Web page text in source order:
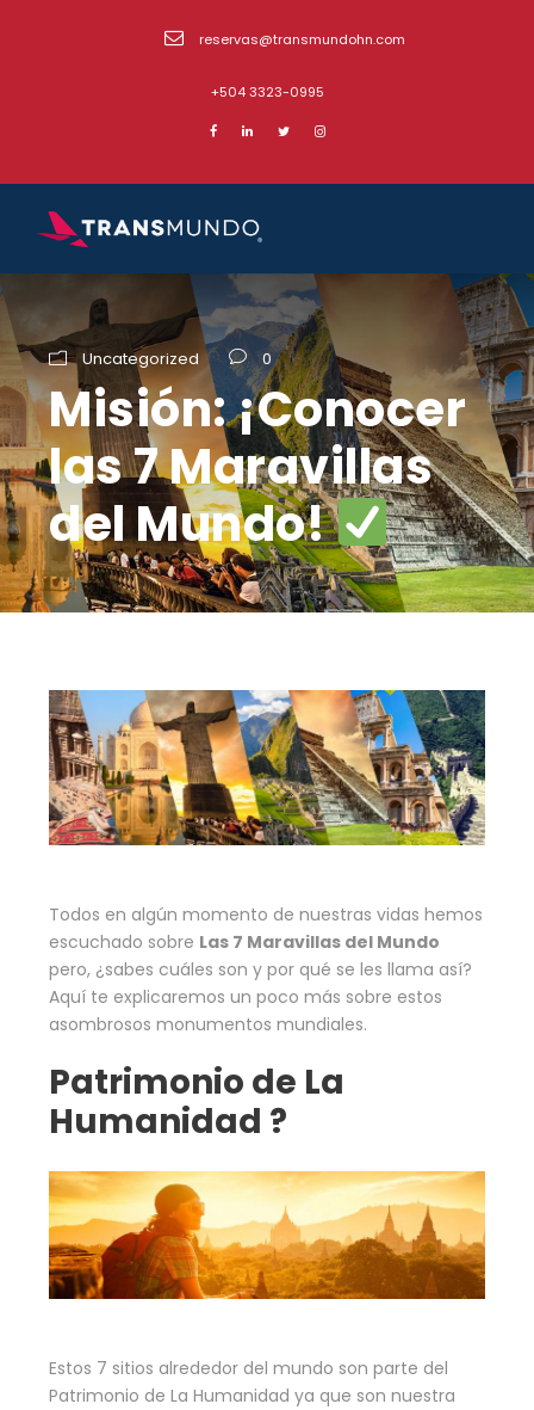
reservas@transmundohn.com
+504 3323-0995
Uncategorized 0
Misión: ¡Conocer
las 7 Maravillas
del Mundo!
Todos en algún momento de nuestras vidas hemos
escuchado sobre Las 7 Maravillas del Mundo
pero, ¿sabes cuáles son y por qué se les llama así?
Aquí te explicaremos un poco más sobre estos
asombrosos monumentos mundiales.
Patrimonio de La
Humanidad ?
Estos 7 sitios alrededor del mundo son parte del
Patrimonio de La Humanidad ya que son nuestra